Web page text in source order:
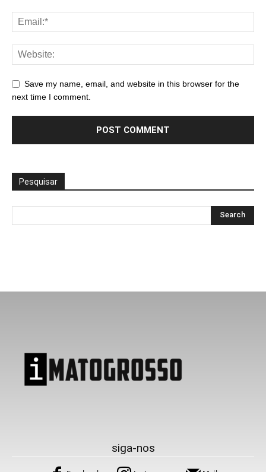
Save my name, email, and website in this browser for the
next time I comment.
Pesquisar
siga-nos